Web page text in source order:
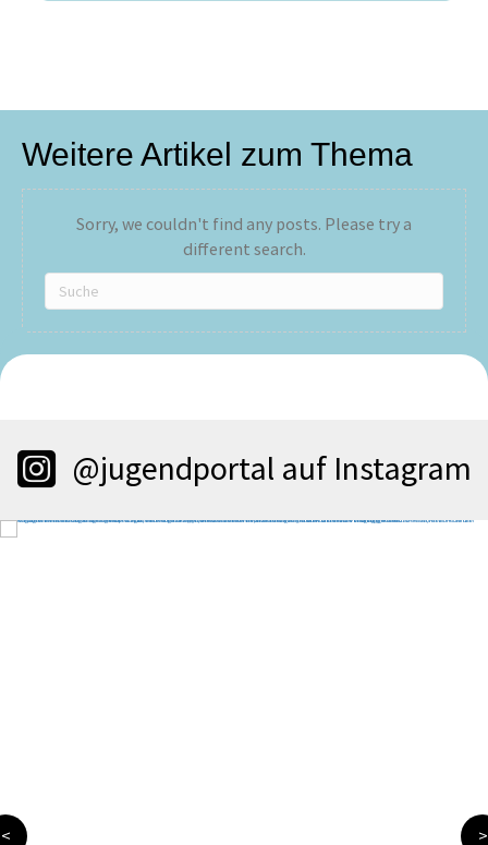
Weitere Artikel zum Thema
Sorry, we couldn't find any posts. Please try a
different search.
@jugendportal auf Instagram
< >